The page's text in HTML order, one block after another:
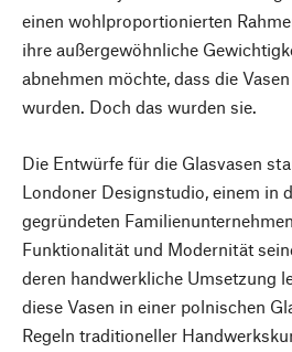
einen wohlproportionierten
ihre außergewöhnliche
abnehmen möchte, dass die
wurden. Doch das wurden sie.
Die Entwürfe für die Glasvasen
Londoner Designstudio, einem in
gegründeten
Funktionalität und Modernität
deren handwerkliche Umsetzung
diese Vasen in einer polnischen
Regeln traditioneller